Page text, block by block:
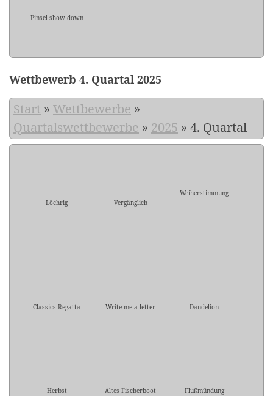
Pinsel show down
Wettbewerb 4. Quartal 2025
Start » Wettbewerbe »
Quartalswettbewerbe » 2025 » 4. Quartal
Löchrig Vergänglich
Weiherstimmung
Classics Regatta Write me a letter Dandelion
Herbst Altes Fischerboot Flußmündung